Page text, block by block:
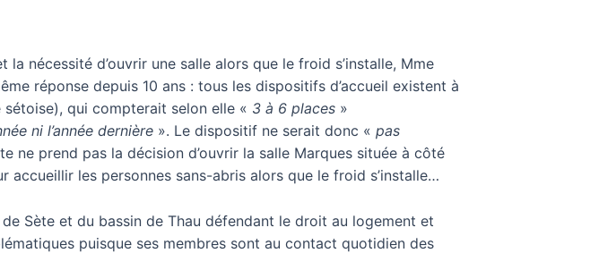
nécessité d’ouvrir une salle alors que le froid s’installe, Mme
réponse depuis 10 ans : tous les dispositifs d’accueil existent à
sétoise), qui compterait selon elle « 3 à 6 places »
ni l’année dernière ». Le dispositif ne serait donc « pas
ne prend pas la décision d’ouvrir la salle Marques située à côté
les personnes sans-abris alors que le froid s’installe…
Sète et du bassin de Thau défendant le droit au logement et
puisque ses membres sont au contact quotidien des